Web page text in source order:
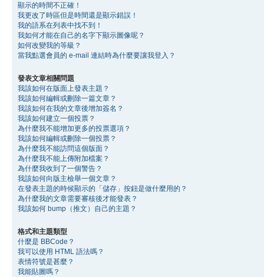
顯示的時間不正確！
我更改了時區但是時間還是顯示錯誤！
我的語系在列表中找不到！
我如何才能在自己的名字下顯示圖像呢？
如何改變我的等級？
當我點選會員的 e-mail 連結時為什麼要讓我登入？
發表文章相關問題
我該如何在版面上發表主題？
我該如何編輯或刪除一篇文章？
我該如何在我的文章後增加簽名？
我該如何建立一個投票？
為什麼我不能增加更多的投票選項？
我該如何編輯或刪除一個投票？
為什麼我不能訪問這個版面？
為什麼我不能上傳附加檔案？
為什麼我收到了一個警告？
我該如何向版主檢舉一個文章？
在發表主題的時候顯示的「儲存」按鈕是做什麼用的？
為什麼我的文章需要審核後才能發表？
我該如何 bump（推文）自己的主題？
格式和主題類型
什麼是 BBCode？
我可以使用 HTML 語法嗎？
表情符號是甚麼？
我能貼圖嗎？